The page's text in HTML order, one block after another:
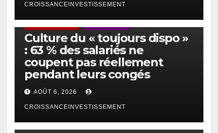
CROISSANCEINVESTISSEMENT
Culture du « toujours dispo »
: 63 % des salariés ne
coupent pas réellement
pendant leurs congés
AOÛT 6, 2026
CROISSANCEINVESTISSEMENT